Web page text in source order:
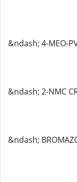
&ndash; 4-MEO-
&ndash; 2-NMC
&ndash;